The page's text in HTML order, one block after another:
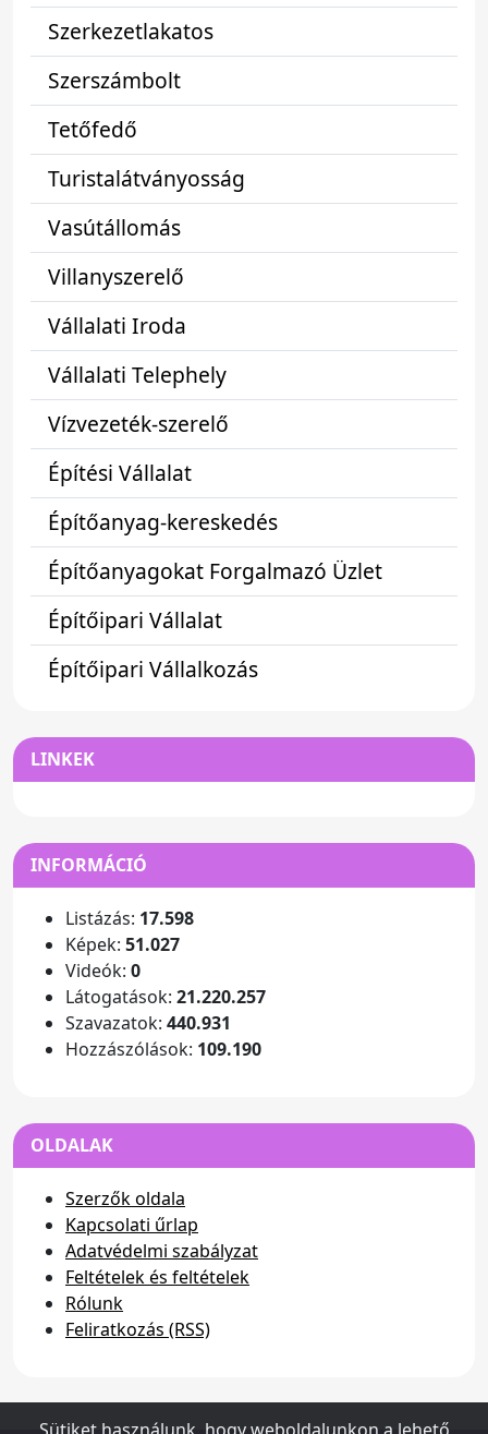
Szerkezetlakatos
Szerszámbolt
Tetőfedő
Turistalátványosság
Vasútállomás
Villanyszerelő
Vállalati Iroda
Vállalati Telephely
Vízvezeték-szerelő
Építési Vállalat
Építőanyag-kereskedés
Építőanyagokat Forgalmazó Üzlet
Építőipari Vállalat
Építőipari Vállalkozás
LINKEK
INFORMÁCIÓ
Listázás: 17.598
Képek: 51.027
Videók: 0
Látogatások: 21.220.257
Szavazatok: 440.931
Hozzászólások: 109.190
OLDALAK
Szerzők oldala
Kapcsolati űrlap
Adatvédelmi szabályzat
Feltételek és feltételek
Rólunk
Feliratkozás (RSS)